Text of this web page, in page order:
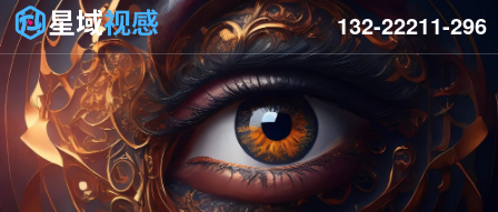
132-22211-296